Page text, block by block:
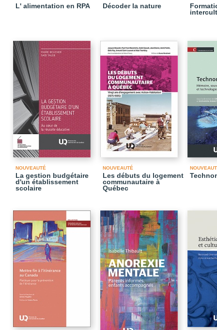
L' alimentation en RPA Décoder la nature
NOUVEAUTÉ
La gestion budgétaire
d'un établissement
scolaire
NOUVEAUTÉ
Les débuts du logement
communautaire à
Québec